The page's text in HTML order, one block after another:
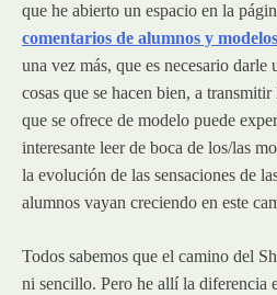
que he abierto un espacio en la
comentarios de alumnos y modelos
una vez más, que es necesario darle
cosas que se hacen bien, a
que se ofrece de modelo puede
interesante leer de boca de los/las
la evolución de las sensaciones de
alumnos vayan creciendo en este
Todos sabemos que el camino del
ni sencillo. Pero he allí la diferencia